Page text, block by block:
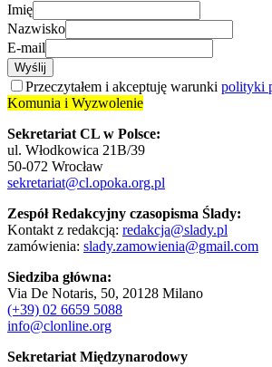
Imię
Nazwisko
E-mail
Wyślij
Przeczytałem i akceptuję warunki polityki
Komunia i Wyzwolenie
Sekretariat CL w Polsce:
ul. Włodkowica 21B/39
50-072 Wrocław
sekretariat@cl.opoka.org.pl
Zespół Redakcyjny czasopisma Ślady:
Kontakt z redakcją: redakcja@slady.pl
zamówienia: slady.zamowienia@gmail.com
Siedziba główna:
Via De Notaris, 50, 20128 Milano
(+39) 02 6659 5088
info@clonline.org
Sekretariat Międzynarodowy